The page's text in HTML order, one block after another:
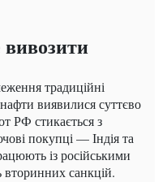
традиційні
виявилися суттєво
РФ стикається з
покупці — Індія та
із російськими
санкцій.